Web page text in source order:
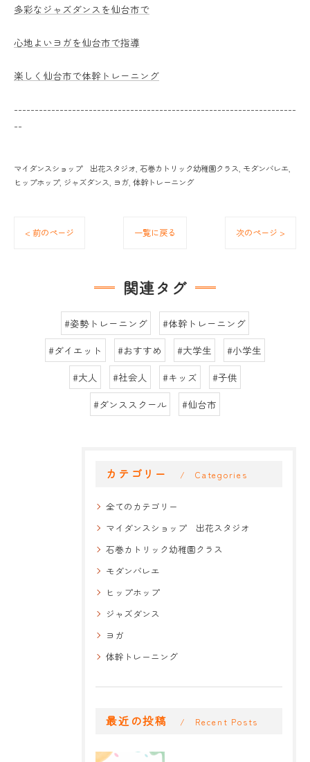
多彩なジャズダンスを仙台市で
心地よいヨガを仙台市で指導
楽しく仙台市で体幹トレーニング
--------------------------------------------------------------------
--
マイダンスショップ 出花スタジオ 石巻カトリック幼稚園クラス モダンバレエ
ヒップホップ ジャズダンス ヨガ 体幹トレーニング
< 前のページ 一覧に戻る 次のページ >
関連タグ
#姿勢トレーニング
#体幹トレーニング
#ダイエット
#おすすめ #大学生
#小学生
#大人
#社会人 #キッズ
#子供
#ダンススクール
#仙台市
カテゴリー Categories
全てのカテゴリー
マイダンスショップ 出花スタジオ
石巻カトリック幼稚園クラス
モダンバレエ
ヒップホップ
ジャズダンス
ヨガ
体幹トレーニング
最近の投稿 Recent Posts